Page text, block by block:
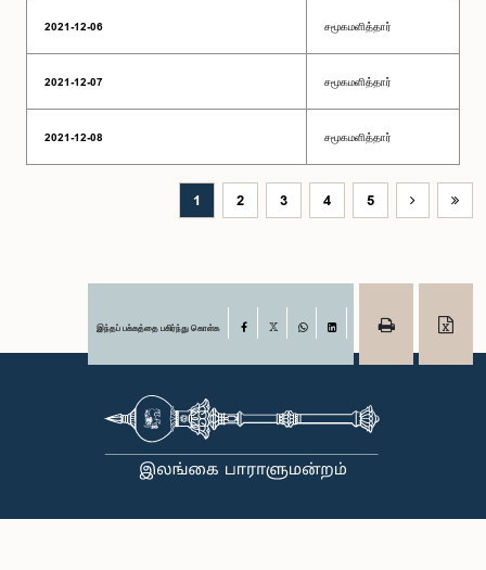
2021-12-06 சமூகமளித்தார்
2021-12-07 சமூகமளித்தார்
2021-12-08 சமூகமளித்தார்
1 2 3 4 5
இந்தப் பக்கத்தை பகிர்ந்து கொள்க Facebook